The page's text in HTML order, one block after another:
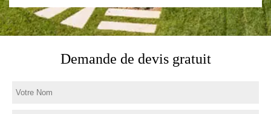
Demande de devis gratuit